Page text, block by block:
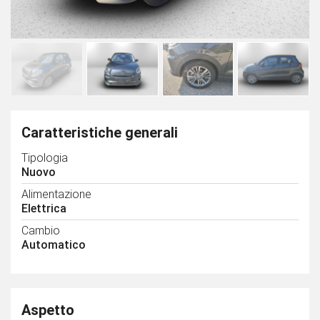
Caratteristiche generali
Tipologia
Nuovo
Alimentazione
Elettrica
Cambio
Automatico
Aspetto